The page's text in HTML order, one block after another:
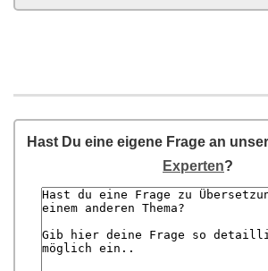
Hast Du eine eigene Frage an
Experten?